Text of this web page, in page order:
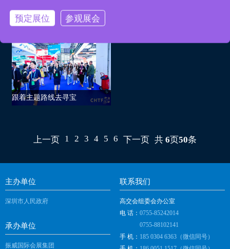
高技术服务展
跟着主题路线去寻宝
上一页 1 2 3 4 5 6 下一页 共 6页50条
主办单位
深圳市人民政府
承办单位
振威国际会展集团
联系我们
高交会组委会办公室
电 话： 0755-85242014
0755-88102141
手 机： 185 0304 6363（微信同号）